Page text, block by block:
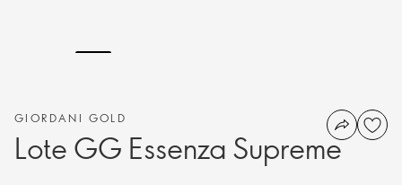
GIORDANI GOLD
Lote GG Essenza Supreme